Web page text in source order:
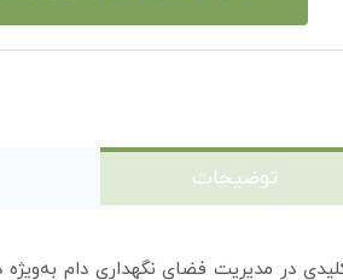
توضیحات
در مدیریت فضای نگهداری دام